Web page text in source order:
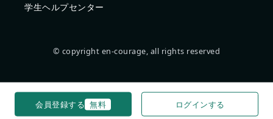
学生ヘルプセンター
© copyright en-courage, all rights reserved
会員登録する 無料 ログインする